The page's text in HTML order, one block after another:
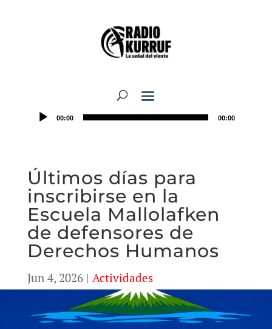
00:00 00:00
Últimos días para
inscribirse en la
Escuela Mallolafken
de defensores de
Derechos Humanos
Jun 4, 2026| Actividades